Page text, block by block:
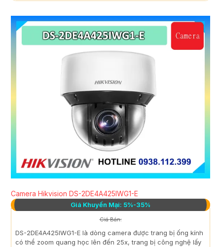
Camera Hikvision DS-2DE4A425IWG1-E
Giá Khuyến Mại: 5%-35%
Giá Bán:
DS-2DE4A425IWG1-E là dòng camera được trang bị ống kính
có thể zoom quang học lên đến 25x, trang bị công nghệ lấy